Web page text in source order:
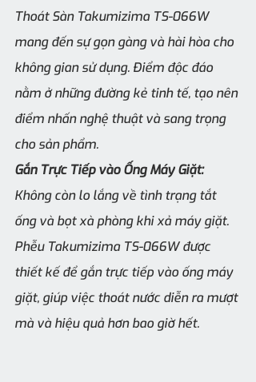
Thoát Sàn Takumizima TS-066W
mang đến sự gọn gàng và hài hòa cho
không gian sử dụng. Điểm độc đáo
nằm ở những đường kẻ tinh tế, tạo nên
điểm nhấn nghệ thuật và sang trọng
cho sản phẩm.
Gắn Trực Tiếp vào Ống Máy Giặt:
Không còn lo lắng về tình trạng tắt
ống và bọt xà phòng khi xả máy giặt.
Phễu Takumizima TS-066W được
thiết kế để gắn trực tiếp vào ống máy
giặt, giúp việc thoát nước diễn ra mượt
mà và hiệu quả hơn bao giờ hết.